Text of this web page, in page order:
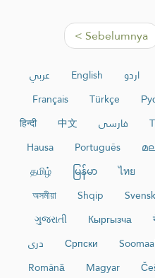
< Sebelumnya
عربي English اردو
Français
Türkçe
हिन्दी
中文 فارسی
Hausa
Português
தமிழ்
မြန်မာ ไทย
অসমীয়া
Shqip
ગુજરાતી
Кыргызча
دری
Српски
Română
Magyar